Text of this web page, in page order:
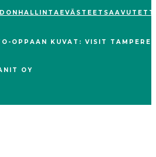
EVÄSTEET
OPPAAN KUVAT: VISIT TAMPERE
OY